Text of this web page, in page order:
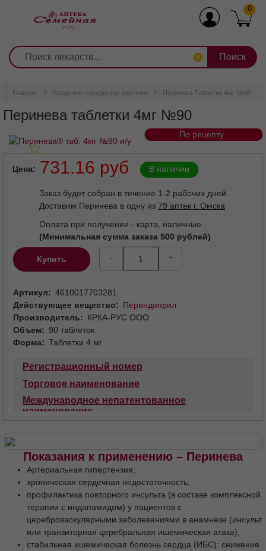
0
Главная Сердечно-сосудистая система Перинева Таблетки 4мг №90
Перинева таблетки 4мг №90
По рецепту
Цена 731.16 руб В наличии
Заказ будет собран в течение 1-2 рабочих дней.
Доставим Перинева в одну из 79 аптек г. Омска
Оплата при получении - карта, наличные
(Минимальная сумма заказа 500 рублей)
Купить - +
Артикул
4610017703281
Действующее вещество
Периндоприл
Производитель
КРКА-РУС ООО
Объем
90 таблеток
Форма
Таблетки 4 мг
Регистрационный номер
Торговое наименование
Международное непатентованное
наименование
Фармакологические свойства
Фармакодинамика
Фармакокинетика
Показания
Противопоказания
С осторожностью
Применение при беременности и в период
грудного вскармливания
Показания к применению – Перинева
Артериальная гипертензия;
хроническая сердечная недостаточность;
профилактика повторного инсульта (в составе комплексной
терапии с индапамидом) у пациентов с
цереброваскулярными заболеваниями в анамнезе (инсульт
или транзиторная церебральная ишемическая атака);
стабильная ишемическая болезнь сердца (ИБС): снижение